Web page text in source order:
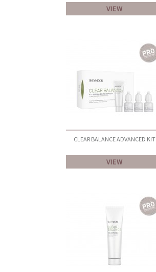
VIEW
CLEAR BALANCE ADVANCED KIT
VIEW